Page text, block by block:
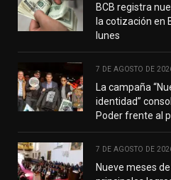
BCB registra
la cotización en
lunes
7 DE AGOSTO DE
La campaña
identidad”
Poder frente al
7 DE AGOSTO DE
Nueve meses